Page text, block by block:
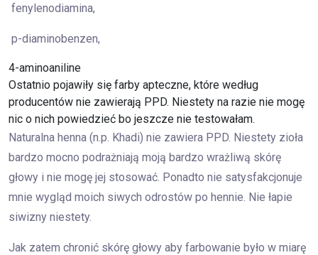
fenylenodiamina,
p-diaminobenzen,
4-aminoaniline
Ostatnio pojawiły się farby apteczne, które według
producentów nie zawierają PPD. Niestety na razie nie mogę
nic o nich powiedzieć bo jeszcze nie testowałam.
Naturalna henna (n.p. Khadi) nie zawiera PPD. Niestety zioła
bardzo mocno podrażniają moją bardzo wrażliwą skórę
głowy i nie mogę jej stosować. Ponadto nie satysfakcjonuje
mnie wygląd moich siwych odrostów po hennie. Nie łapie
siwizny niestety.
Jak zatem chronić skórę głowy aby farbowanie było w miarę